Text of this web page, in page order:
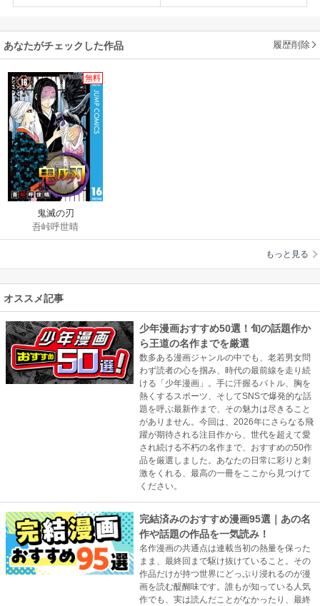
あなたがチェックした作品 履歴削除
無料
鬼滅の刃
吾峠呼世晴
もっと見る
オススメ記事
少年漫画おすすめ50選！旬の話題作か
ら王道の名作までを厳選
数多ある漫画ジャンルの中でも、老若男女問
わず読者の心を掴み、時代の最前線を走り続
ける「少年漫画」。手に汗握るバトル、胸を
熱くするスポーツ、そしてSNSで爆発的な話
題を呼ぶ最新作まで、その魅力は尽きること
がありません。今回は、2026年にさらなる飛
躍が期待される注目作から、世代を超えて愛
され続ける不朽の名作まで、おすすめの50作
品を厳選しました。あなたの日常に彩りと刺
激をくれる、最高の一冊をここから見つけて
ください。
完結済みのおすすめ漫画95選｜あの名
作や話題の作品を一気読み！
名作漫画の共通点は連載当初の熱量を保った
まま、最終回まで駆け抜けていること。その
作品だけが持つ世界にどっぷり浸れるのが漫
画を読む醍醐味です。誰もが知っている人気
作でも、実は読んだことがなかったり、最終